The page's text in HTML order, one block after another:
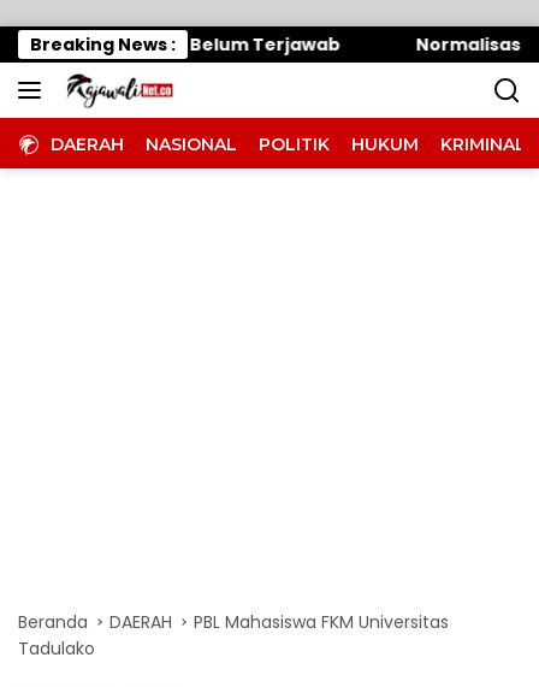
Breaking News :
Panitera Belum Terjawab Normalisasi
DAERAH NASIONAL POLITIK HUKUM KRIMINAL
Beranda DAERAH
PBL Mahasiswa FKM Universitas
Tadulako